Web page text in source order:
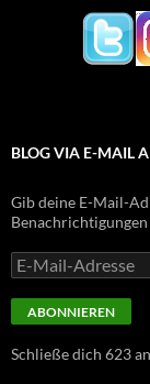
BLOG VIA E-MAIL
Gib deine E-Mail-
E-
Mail-
Adresse
ABONNIEREN
Schließe dich 623